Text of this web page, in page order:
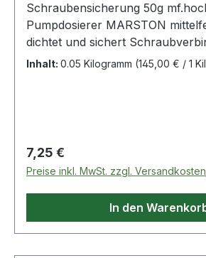
Schraubensicherung 50g
Pumpdosierer MARSTON
dichtet und sichert
Fügeteile, einfach, sicher und
gleichzeitig ab ·
°C bis +150 °C ·
und punktgenaues Dosieren ·
Nachlaufen Weitere technische
Farbe: blau · Losbrechmoment:
Spaltüberbrückung max.:
Inhalt: 0.05 Kilogramm (145,00 € / 1
Regulärer Preis:
7,25 €
Preise inkl. MwSt. zzgl. Versandkosten
In den